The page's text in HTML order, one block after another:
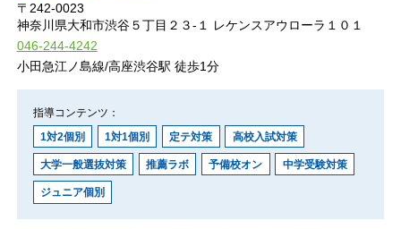
推薦ラボ
ジュニア個別
プログラミング プログラミング
THE TANREN THE TANRENプログラム
算オリ対策 算数オリンピック対策
〒242-0023
神奈川県大和市渋谷５丁目２３-１ レケンスアウローラ１０１
046-244-4242
小田急江ノ島線/高座渋谷駅 徒歩1分
指導コンテンツ：
1対2個別
1対1個別 定テ対策 高校入試対策
大学一般選抜対策 推薦ラボ 予備校オン 中学受験対策
ジュニア個別